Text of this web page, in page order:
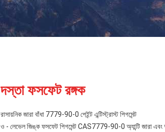
দস্তা ফসফেট রঙ্গক
রাসায়নিক জারা বাঁধা 7779-90-0 পেইন্ট এন্টিস্ট্রাস্ট পিগমেন্ট
ও - লেভেল জিঙ্ক ফসফেট পিগমেন্ট CAS7779-90-0 অ্যান্টি জারা এবং